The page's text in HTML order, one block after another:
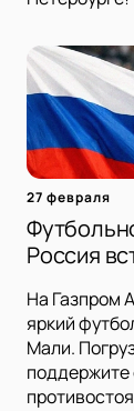
27 февраля
Россия
На Газпром
яркий
Мали.